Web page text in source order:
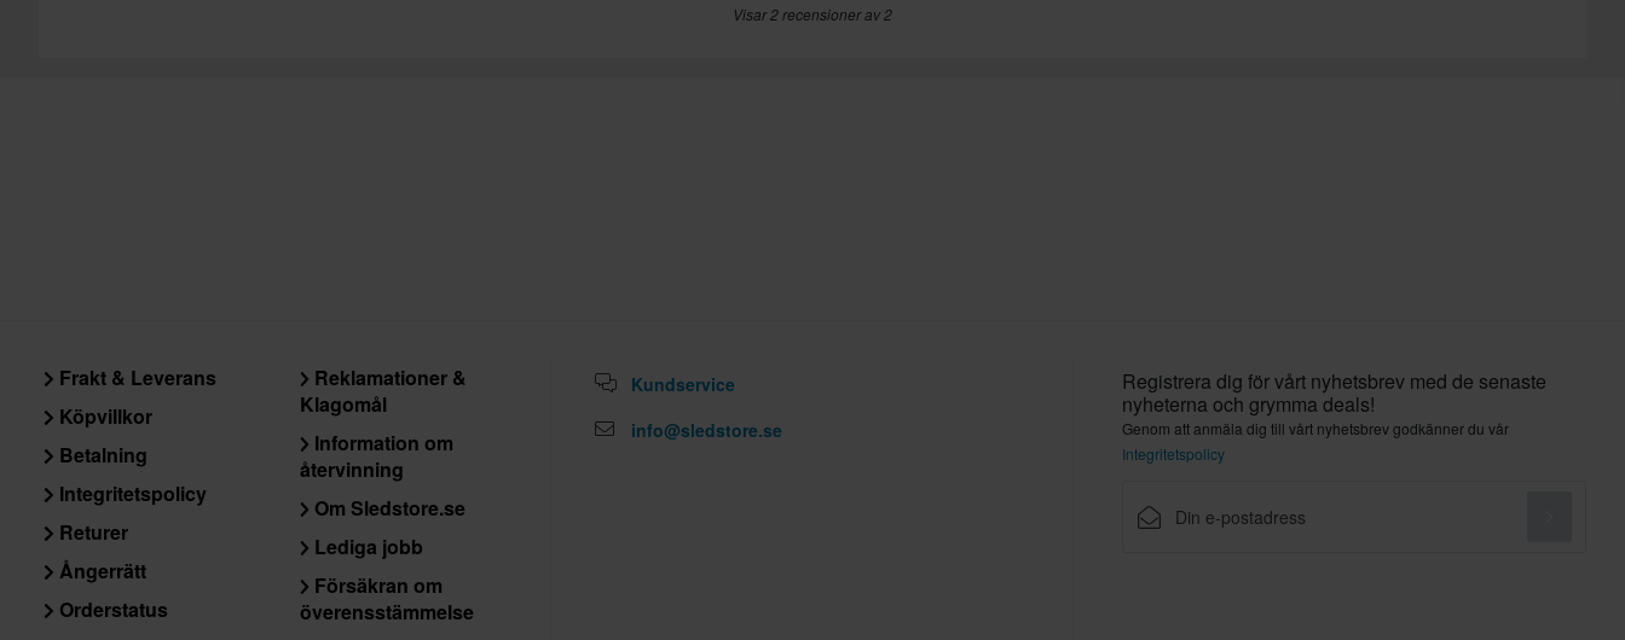
Visar 2 recensioner av 2
Frakt & Leverans
Köpvillkor
Betalning
Integritetspolicy
Returer
Ångerrätt
Orderstatus
Reklamationer &
Klagomål
Information om
återvinning
Om Sledstore.se
Lediga jobb
Försäkran om
överensstämmelse
Kundservice
info@sledstore.se
Registrera dig för vårt nyhetsbrev med de senaste
nyheterna och grymma deals!
Genom att anmäla dig till vårt nyhetsbrev godkänner du vår
Integritetspolicy